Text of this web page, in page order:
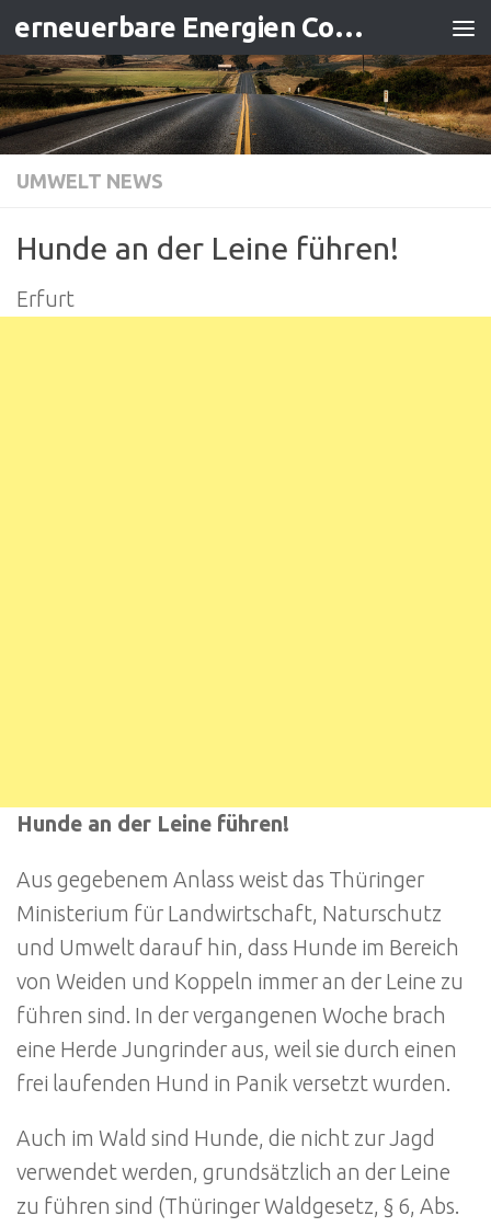
Zum Inhalt springen erneuerbare Energien Contracting
UMWELT NEWS
Hunde an der Leine führen!
Erfurt
Hunde an der Leine führen!
Aus gegebenem Anlass weist das Thüringer
Ministerium für Landwirtschaft, Naturschutz
und Umwelt darauf hin, dass Hunde im Bereich
von Weiden und Koppeln immer an der Leine zu
führen sind. In der vergangenen Woche brach
eine Herde Jungrinder aus, weil sie durch einen
frei laufenden Hund in Panik versetzt wurden.
Auch im Wald sind Hunde, die nicht zur Jagd
verwendet werden, grundsätzlich an der Leine
zu führen sind (Thüringer Waldgesetz, § 6, Abs.